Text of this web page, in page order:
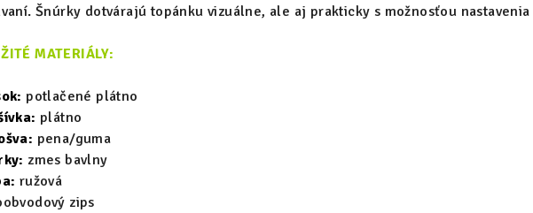
Šnúrky dotvárajú topánku vizuálne, ale aj prakticky s možnosťou
MATERIÁLY:
potlačené plátno
plátno
pena/guma
zmes bavlny
ružová
zips